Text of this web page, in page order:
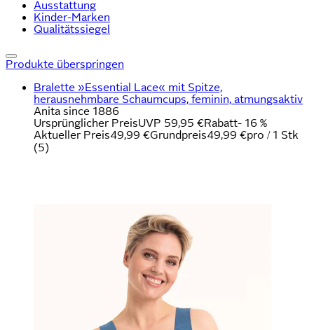
Ausstattung
Kinder-Marken
Qualitätssiegel
Produkte überspringen
Bralette »Essential Lace« mit Spitze,
herausnehmbare Schaumcups, feminin, atmungsaktiv
Anita since 1886
Ursprünglicher PreisUVP 59,95 €Rabatt- 16 %
Aktueller Preis49,99 €Grundpreis49,99 €pro / 1 Stk
(5)